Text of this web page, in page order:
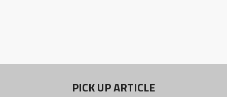
PICK UP ARTICLE